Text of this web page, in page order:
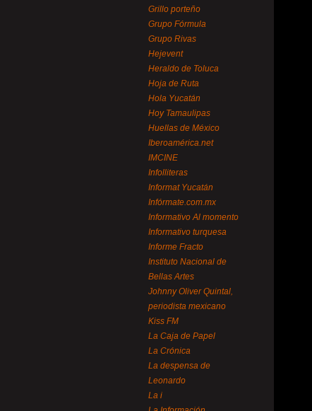
Grillo porteño
Grupo Fórmula
Grupo Rivas
Hejevent
Heraldo de Toluca
Hoja de Ruta
Hola Yucatán
Hoy Tamaulipas
Huellas de México
Iberoamérica.net
IMCINE
Infolliteras
Informat Yucatán
Infórmate.com.mx
Informativo Al momento
Informativo turquesa
Informe Fracto
Instituto Nacional de
Bellas Artes
Johnny Oliver Quintal,
periodista mexicano
Kiss FM
La Caja de Papel
La Crónica
La despensa de
Leonardo
La i